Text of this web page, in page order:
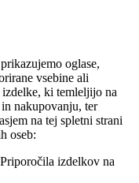
oglase,
vsebine ali
izdelke, ki temleljijo na
nakupovanju, ter
na tej spletni strani
oseb:
izdelkov na